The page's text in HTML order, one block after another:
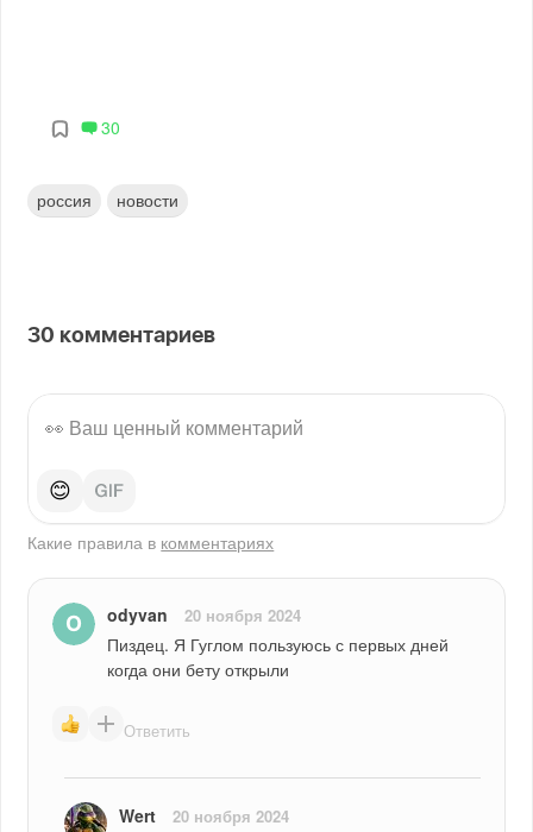
30
россия новости
30 комментариев
😊
Какие правила в комментариях
odyvan 20 ноября 2024
Пиздец. Я Гуглом пользуюсь с первых дней
когда они бету открыли
Ответить
Wert 20 ноября 2024